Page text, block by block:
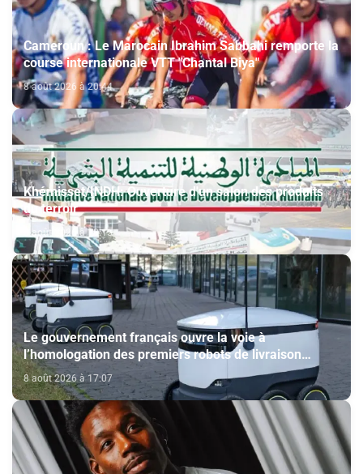
Cameroun : Le Marocain Ibrahim Sabbahi remporte la
course internationale VTT "Chantal Biya"
8 août 2026 à 20:44
Khémisset/INDH: Ouverture d'un salon des produits
du terroir
8 août 2026 à 18:15
Le gouvernement français ouvre la voie à
l’homologation des premiers robots de livraison
autonome
8 août 2026 à 17:07